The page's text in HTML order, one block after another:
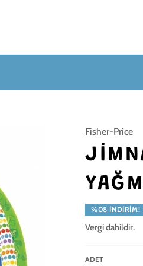
Fisher-Price
%08 İNDIRIM!
Vergi dahildir.
ADET